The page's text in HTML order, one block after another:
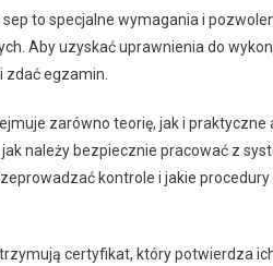
to specjalne wymagania i
Aby uzyskać uprawnienia do
egzamin.
zarówno teorię, jak i
należy bezpiecznie pracować z
kontrole i jakie
certyfikat, który potwierdza